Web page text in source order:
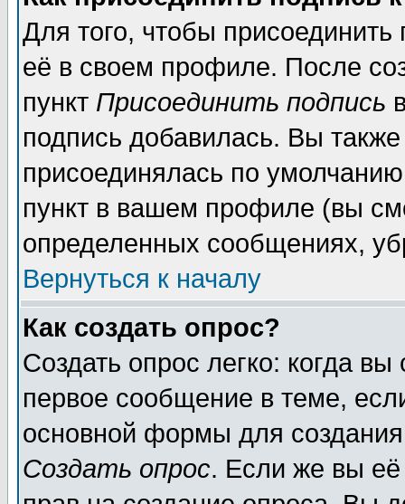
Для того, чтобы
её в своем профиле. После
пункт Присоединить подпись
подпись добавилась. Вы
присоединялась по
пункт в вашем профиле (вы
определенных сообщениях,
Вернуться к началу
Как создать опрос?
Создать опрос легко: когда
первое сообщение в теме,
основной формы для
Создать опрос. Если же вы её